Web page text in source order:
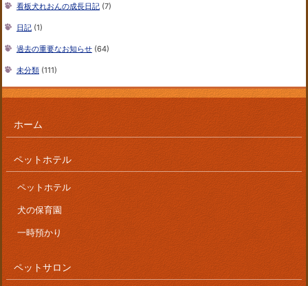
看板犬れおんの成長日記 (7)
日記 (1)
過去の重要なお知らせ (64)
未分類 (111)
ホーム
ペットホテル
ペットホテル
犬の保育園
一時預かり
ペットサロン